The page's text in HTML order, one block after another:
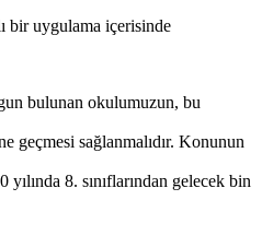
bir uygulama içerisinde
bulunan okulumuzun, bu
geçmesi sağlanmalıdır. Konunun
8. sınıflarından gelecek bin